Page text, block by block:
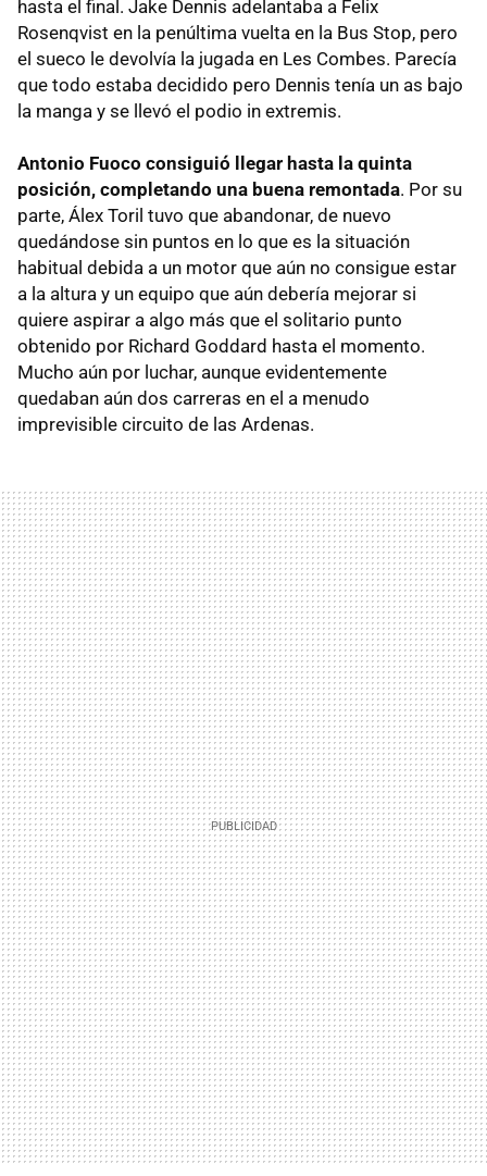
hasta el final. Jake Dennis adelantaba a Felix
Rosenqvist en la penúltima vuelta en la Bus Stop, pero
el sueco le devolvía la jugada en Les Combes. Parecía
que todo estaba decidido pero Dennis tenía un as bajo
la manga y se llevó el podio in extremis.
Antonio Fuoco consiguió llegar hasta la quinta
posición, completando una buena remontada. Por su
parte, Álex Toril tuvo que abandonar, de nuevo
quedándose sin puntos en lo que es la situación
habitual debida a un motor que aún no consigue estar
a la altura y un equipo que aún debería mejorar si
quiere aspirar a algo más que el solitario punto
obtenido por Richard Goddard hasta el momento.
Mucho aún por luchar, aunque evidentemente
quedaban aún dos carreras en el a menudo
imprevisible circuito de las Ardenas.